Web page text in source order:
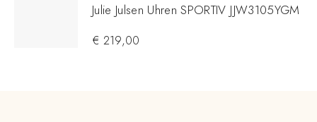
Julie Julsen Uhren SPORTIV JJW3105YGM
€ 219,00